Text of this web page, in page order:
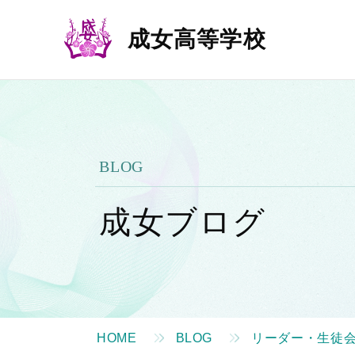
成女高等学校
BLOG
成女ブログ
HOME BLOG リーダー・生徒